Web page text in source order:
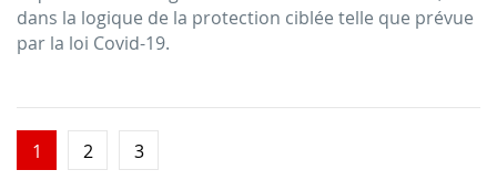
dans la logique de la protection ciblée telle que prévue
par la loi Covid-19.
1 2 3